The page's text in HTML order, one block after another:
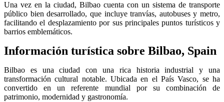
Una vez en la ciudad, Bilbao cuenta con un sistema de transporte
público bien desarrollado, que incluye tranvías, autobuses y metro,
facilitando el desplazamiento por sus principales puntos turísticos y
barrios emblemáticos.
Información turística sobre Bilbao, Spain
Bilbao es una ciudad con una rica historia industrial y una
transformación cultural notable. Ubicada en el País Vasco, se ha
convertido en un referente mundial por su combinación de
patrimonio, modernidad y gastronomía.